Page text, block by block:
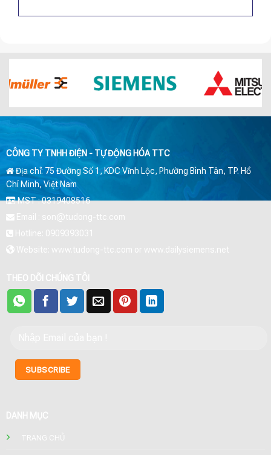
CÔNG TY TNHH ĐIỆN - TỰ ĐỘNG HÓA TTC
Địa chỉ: 75 Đường Số 1, KDC Vĩnh Lộc, Phường Bình Tân, TP. Hồ
Chí Minh, Việt Nam
MST : 0319408516
Email : son@tudong-ttc.com
Hotline: 0909393031
Website: www.tudong-ttc.com or www.dailysiemens.net
THEO DÕI CHÚNG TÔI
DANH MỤC
TRANG CHỦ